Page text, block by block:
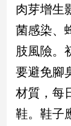
南
台
灣
觀
點
娛
樂
肉芽增生
菌感染、
肢風險。
要避免腳
材質，每
鞋。鞋子